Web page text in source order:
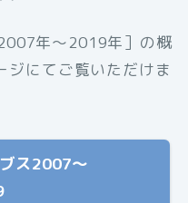
年〜2019年］の概
ジにてご覧いただけま
ス2007〜